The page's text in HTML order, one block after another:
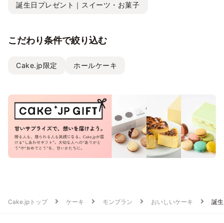
誕生日プレゼント｜スイーツ・お菓子
こだわり条件で絞り込む
Cake.jp限定 ホールケーキ
Cake.jpトップ ケーキ モンブラン おいしいケーキ 誕